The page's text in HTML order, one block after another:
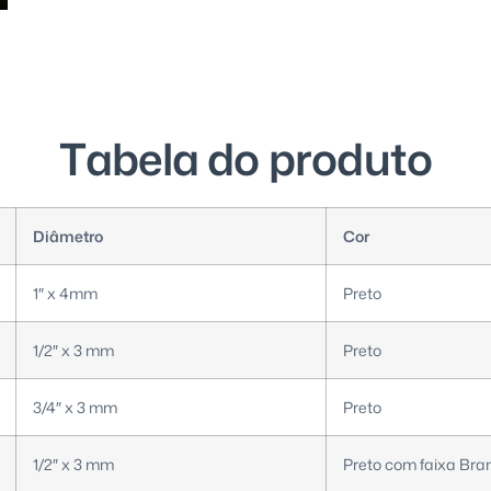
Tabeladoproduto
Diâmetro Cor
1″ x 4mm Preto
1/2″ x 3 mm Preto
3/4″ x 3 mm Preto
1/2″ x 3 mm Preto com faixa